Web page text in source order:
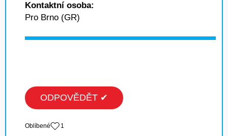
Kontaktní osoba:
Pro Brno (GR)
ODPOVĚDĚT ✔
Oblíbené 1